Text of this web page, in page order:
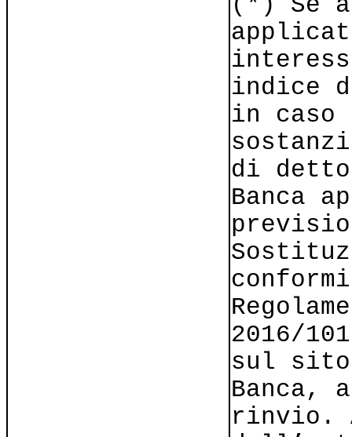
indice
in caso
di
Banca
2016/
sul
Banca,
rinvio.